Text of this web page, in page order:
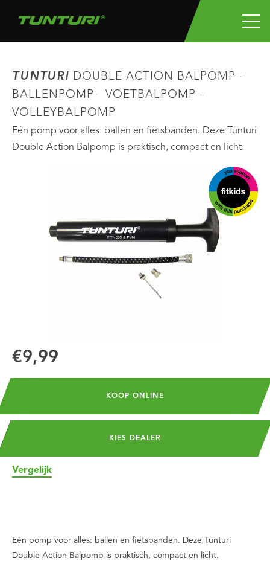
TUNTURI DOUBLE ACTION BALPOMP -
BALLENPOMP - VOETBALPOMP -
VOLLEYBALPOMP
Eén pomp voor alles: ballen en fietsbanden. Deze Tunturi
Double Action Balpomp is praktisch, compact en licht.
€9,99
KOOP ONLINE
KIES DEALER
Vergelijk
Eén pomp voor alles: ballen en fietsbanden. Deze Tunturi
Double Action Balpomp is praktisch, compact en licht.